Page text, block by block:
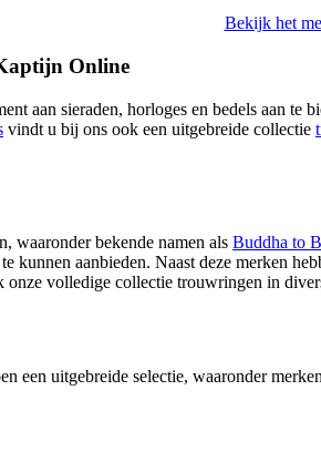
Bekijk het
Online
aan sieraden, horloges en bedels aan te
vindt u bij ons ook een uitgebreide collectie
waaronder bekende namen als Buddha to
kunnen aanbieden. Naast deze merken
onze volledige collectie trouwringen in
een uitgebreide selectie, waaronder